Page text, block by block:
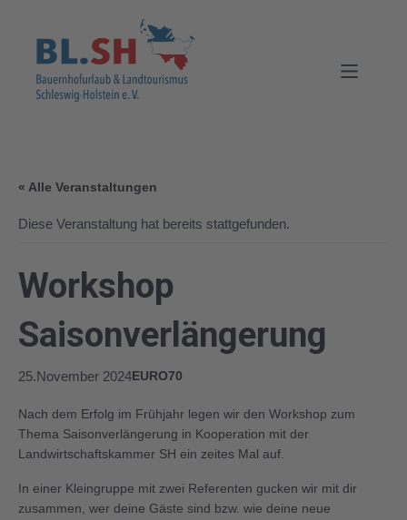
« Alle Veranstaltungen
Diese Veranstaltung hat bereits stattgefunden.
Workshop
Saisonverlängerung
25.November 2024EURO70
Nach dem Erfolg im Frühjahr legen wir den Workshop zum
Thema Saisonverlängerung in Kooperation mit der
Landwirtschaftskammer SH ein zeites Mal auf.
In einer Kleingruppe mit zwei Referenten gucken wir mit dir
zusammen, wer deine Gäste sind bzw. wie deine neue